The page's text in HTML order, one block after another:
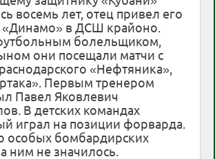
восемь лет, отец привел его
«Динамо» в ДСШ крайоно.
болельщиком,
они посещали матчи с
«Нефтяника»,
Первым тренером
Павел Яковлевич
В детских командах
играл на позиции форварда.
особых бомбардирских
ним не значилось.